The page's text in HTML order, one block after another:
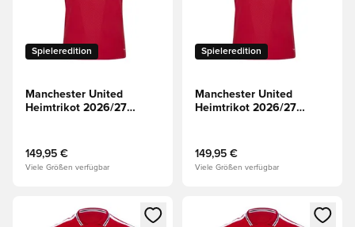
Spieleredition
Manchester United
Heimtrikot 2026/27
149,95 €
Viele Größen verfügbar
Spieleredition
Manchester United
Heimtrikot 2026/27
149,95 €
Viele Größen verfügbar
Öffnet ein neues Fenster zum Anmelden oder Registrieren
Öffnet ein neues Fenster